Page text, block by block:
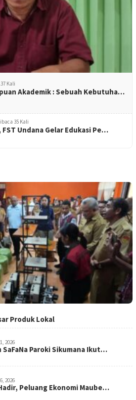
Kali
Akademik : Sebuah Kebutuha…
35 Kali
FST Undana Gelar Edukasi Pe…
Produk Lokal
2026
SaFaNa Paroki Sikumana Ikut…
2026
Peluang Ekonomi Maube…